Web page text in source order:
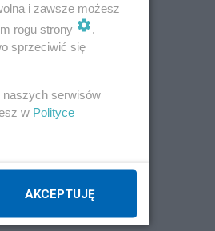
i zawsze możesz
rogu strony
.
sprzeciwić się
naszych serwisów
w Polityce
AKCEPTUJĘ